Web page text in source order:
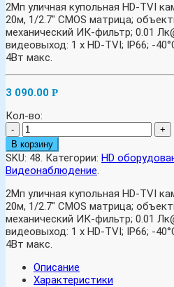
2Мп уличная купольная HD-TVI
20м, 1/2.7″ CMOS матрица;
механический ИК-фильтр; 0.01
видеовыход: 1 х HD-TVI; IP66; -
4Вт макс.
3 090.00 Р
Кол-во:
-
+
В корзину
SKU: 48. Категории: HD
Видеонаблюдение.
2Мп уличная купольная HD-TVI
20м, 1/2.7″ CMOS матрица;
механический ИК-фильтр; 0.01
видеовыход: 1 х HD-TVI; IP66; -
4Вт макс.
Описание
Характеристики